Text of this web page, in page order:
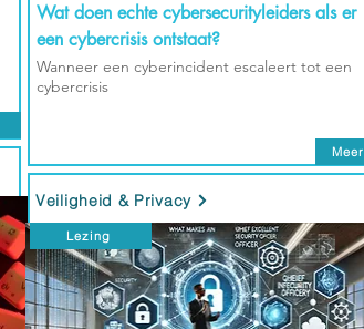
Wat doen echte cybersecurityleiders als er
een cybercrisis ontstaat?
Wanneer een cyberincident escaleert tot een
cybercrisis
Meer
Veiligheid & Privacy
Lezing